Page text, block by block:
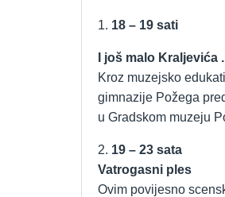
1. 18 – 19 sati
I još malo Kraljevića
Kroz muzejsko
gimnazije Požega
u Gradskom muzeju
2. 19 – 23 sata
Vatrogasni ples
Ovim povijesno